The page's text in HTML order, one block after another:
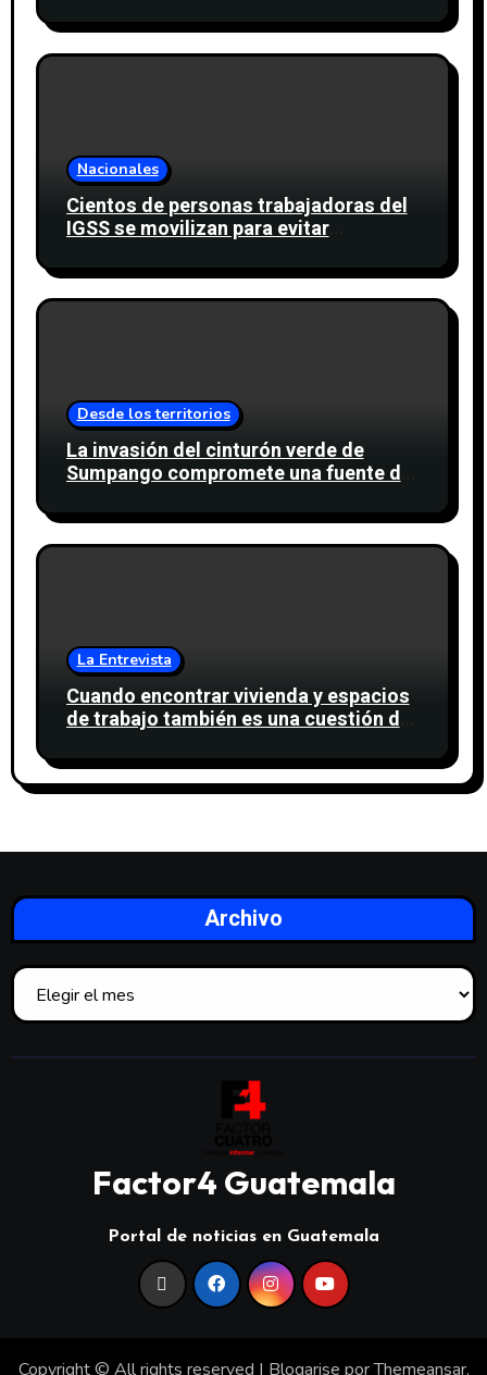
Nacionales
Cientos de personas trabajadoras del
IGSS se movilizan para evitar
Desde los territorios
La invasión del cinturón verde de
Sumpango compromete una fuente de
La Entrevista
Cuando encontrar vivienda y espacios
de trabajo también es una cuestión de
Archivo
Factor4 Guatemala
Portal de noticias en Guatemala
Copyright © All rights reserved | Blogarise porThemeansar.